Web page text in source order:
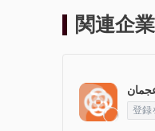
関連企業
登録